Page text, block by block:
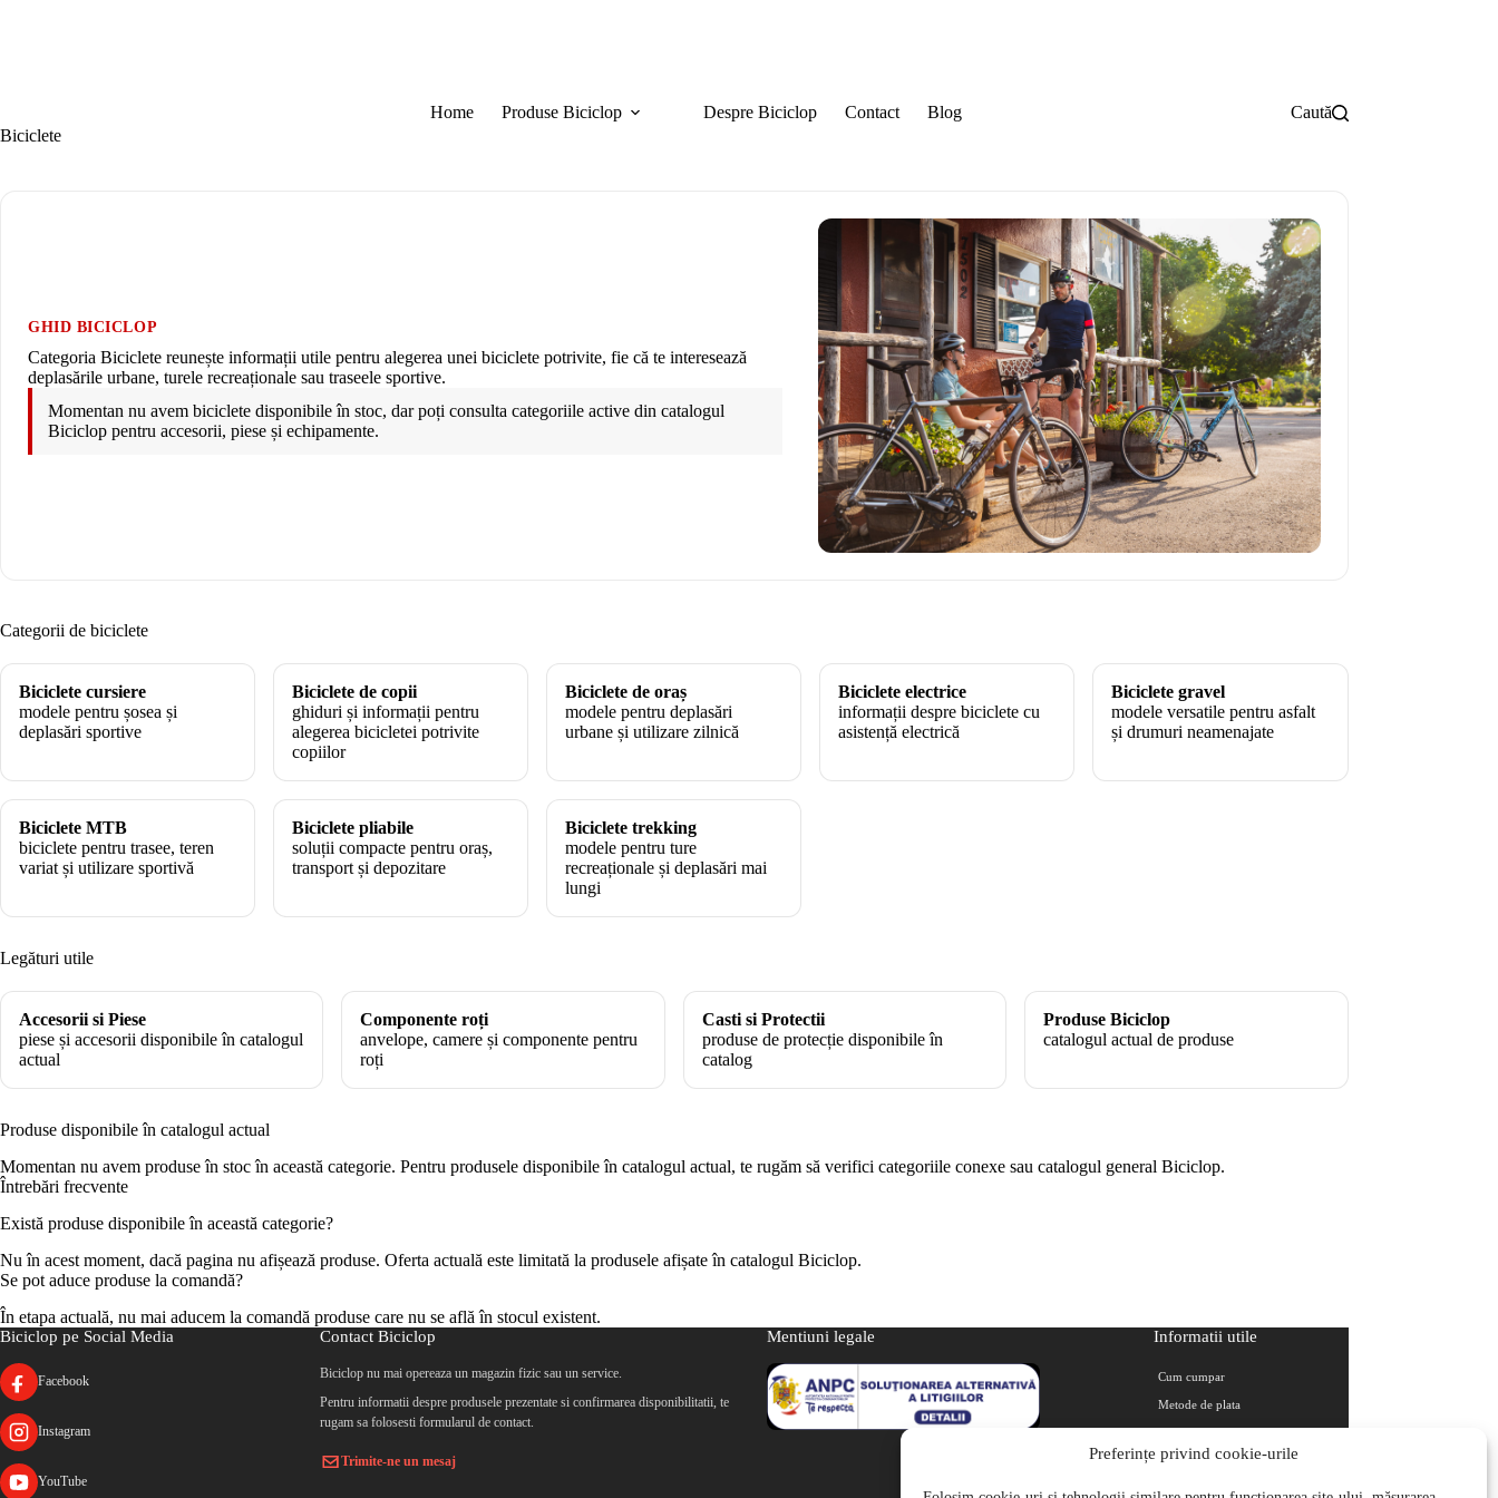
Preferințe privind cookie-urile
Home Produse Biciclop Despre Biciclop Contact Blog
Caută
Biciclete
GHID BICICLOP
Categoria Biciclete reunește informații utile pentru alegerea unei biciclete potrivite, fie că te interesează
deplasările urbane, turele recreaționale sau traseele sportive.
Momentan nu avem biciclete disponibile în stoc, dar poți consulta categoriile active din catalogul
Biciclop pentru accesorii, piese și echipamente.
Categorii de biciclete
Biciclete cursiere
modele pentru șosea și
deplasări sportive
Biciclete de copii
ghiduri și informații pentru
alegerea bicicletei potrivite
copiilor
Biciclete de oraș
modele pentru deplasări
urbane și utilizare zilnică
Biciclete electrice
informații despre biciclete cu
asistență electrică
Biciclete gravel
modele versatile pentru asfalt
și drumuri neamenajate
Biciclete MTB
biciclete pentru trasee, teren
variat și utilizare sportivă
Biciclete pliabile
soluții compacte pentru oraș,
transport și depozitare
Biciclete trekking
modele pentru ture
recreaționale și deplasări mai
lungi
Legături utile
Accesorii si Piese
piese și accesorii disponibile în catalogul
actual
Componente roți
anvelope, camere și componente pentru
roți
Casti si Protectii
produse de protecție disponibile în
catalog
Produse Biciclop
catalogul actual de produse
Produse disponibile în catalogul actual
Momentan nu avem produse în stoc în această categorie. Pentru produsele disponibile în catalogul actual, te rugăm să verifici categoriile conexe sau catalogul general Biciclop.
Întrebări frecvente
Există produse disponibile în această categorie?
Nu în acest moment, dacă pagina nu afișează produse. Oferta actuală este limitată la produsele afișate în catalogul Biciclop.
Se pot aduce produse la comandă?
În etapa actuală, nu mai aducem la comandă produse care nu se află în stocul existent.
Biciclop pe Social Media
Facebook
Instagram
YouTube
Contact Biciclop
Biciclop nu mai opereaza un magazin fizic sau un service.
Pentru informatii despre produsele prezentate si confirmarea disponibilitatii, te
rugam sa folosesti formularul de contact.
Trimite-ne un mesaj
Mentiuni legale Informatii utile
Cum cumpar
Metode de plata
Livrarea comenzilor
Magazine partenere